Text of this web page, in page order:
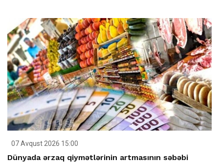
07 Avqust 2026 15:00
Dünyada ərzaq qiymətlərinin artmasının səbəbi